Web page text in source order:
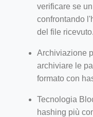
verificare se
confrontando
del file ricevuto.
Archiviazione
archiviare le
formato con
Tecnologia
hashing più